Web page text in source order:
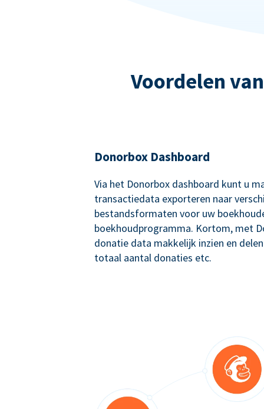
Voordelen
Donorbox Dashboard
Via het Donorbox dashboard kunt u
transactiedata exporteren naar
bestandsformaten voor uw
boekhoudprogramma. Kortom, met
donatie data makkelijk inzien en
totaal aantal donaties etc.